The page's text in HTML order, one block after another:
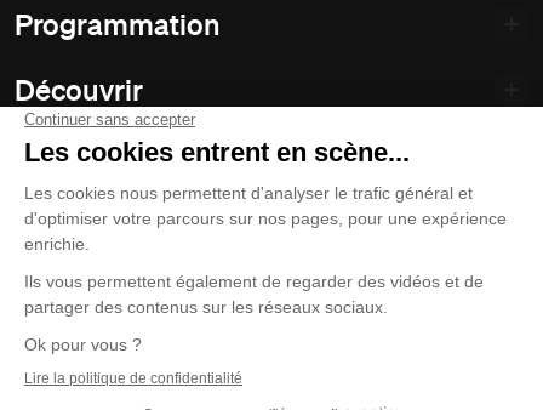
Programmation
Découvrir
Notre théâtre
Philanthropie et partenariats
Nos politiques